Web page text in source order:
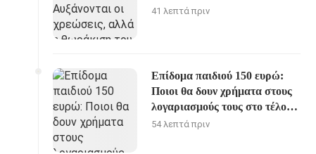
του δικτύου μένει πίσω
41 λεπτά πριν
Επίδομα παιδιού 150 ευρώ:
Ποιοι θα δουν χρήματα στους
λογαριασμούς τους στο τέλος
Αυγούστου
54 λεπτά πριν